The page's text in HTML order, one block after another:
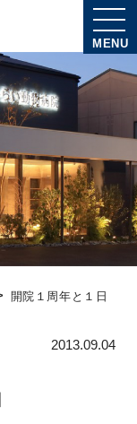
MENU
開院１周年と１日
2013.09.04